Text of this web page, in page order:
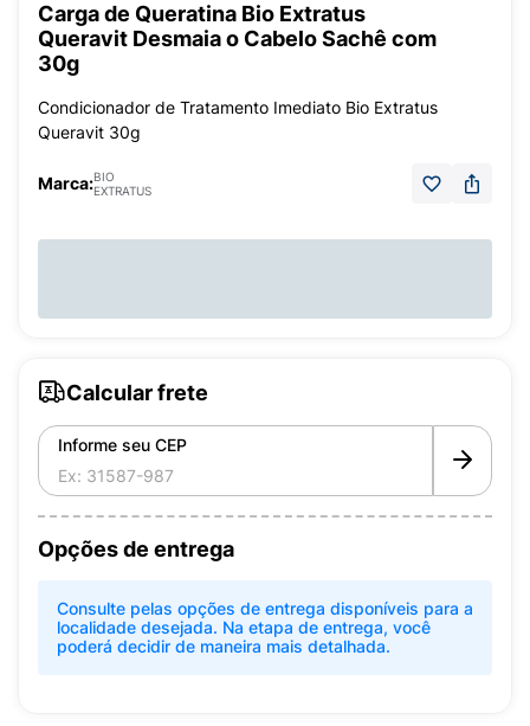
Carga de Queratina Bio Extratus
Queravit Desmaia o Cabelo Sachê com
30g
Condicionador de Tratamento Imediato Bio Extratus
Queravit 30g
Marca:BIO
EXTRATUS
Calcular frete
Informe seu CEP
Opções de entrega
Consulte pelas opções de entrega disponíveis para a
localidade desejada. Na etapa de entrega, você
poderá decidir de maneira mais detalhada.